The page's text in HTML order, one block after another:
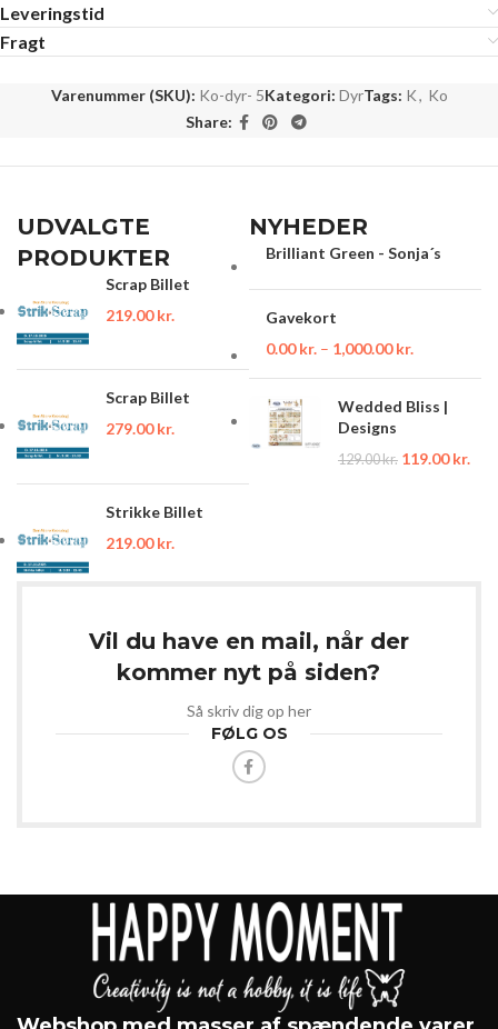
Leveringstid
Fragt
Varenummer (SKU): Ko-dyr- 5Kategori: DyrTags: K, Ko
Share:
UDVALGTE
PRODUKTER
Scrap Billet
219.00kr.
Scrap Billet
279.00kr.
Strikke Billet
219.00kr.
NYHEDER
Brilliant Green - Sonja´s
Gavekort
0.00kr. – 1,000.00kr.
Wedded Bliss |
Designs
129.00kr. 119.00kr.
Vil du have en mail, når der
kommer nyt på siden?
Så skriv dig op her
FØLG OS